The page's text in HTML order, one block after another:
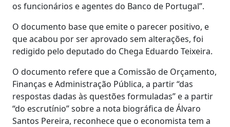
os funcionários e agentes do Banco de Portugal”.
O documento base que emite o parecer positivo, e
que acabou por ser aprovado sem alterações, foi
redigido pelo deputado do Chega Eduardo Teixeira.
O documento refere que a Comissão de Orçamento,
Finanças e Administração Pública, a partir “das
respostas dadas às questões formuladas” e a partir
“do escrutínio” sobre a nota biográfica de Álvaro
Santos Pereira, reconhece que o economista tem a